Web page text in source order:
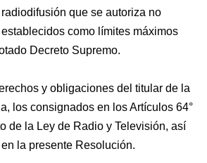
que se autoriza no
como límites máximos
Decreto Supremo.
y obligaciones del titular de la
los consignados en los Artículos 64°
de la Ley de Radio y Televisión, así
la presente Resolución.